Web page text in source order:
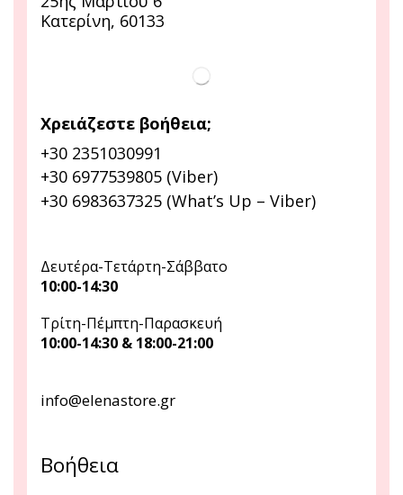
Κατερίνη, 60133
Χρειάζεστε βοήθεια;
+30 2351030991
+30 6977539805 (Viber)
+30 6983637325 (What’s Up – Viber)
Δευτέρα-Τετάρτη-Σάββατο
10:00-14:30
Τρίτη-Πέμπτη-Παρασκευή
10:00-14:30 & 18:00-21:00
info@elenastore.gr
Βοήθεια